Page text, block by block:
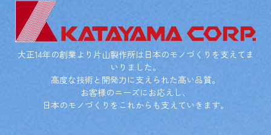
大正14年の創業より片山製作所は日本のモノづくりを支えてま
いりました。
高度な技術と開発力に支えられた高い品質。
お客様のニーズにお応えし、
日本のモノづくりをこれからも支えていきます。